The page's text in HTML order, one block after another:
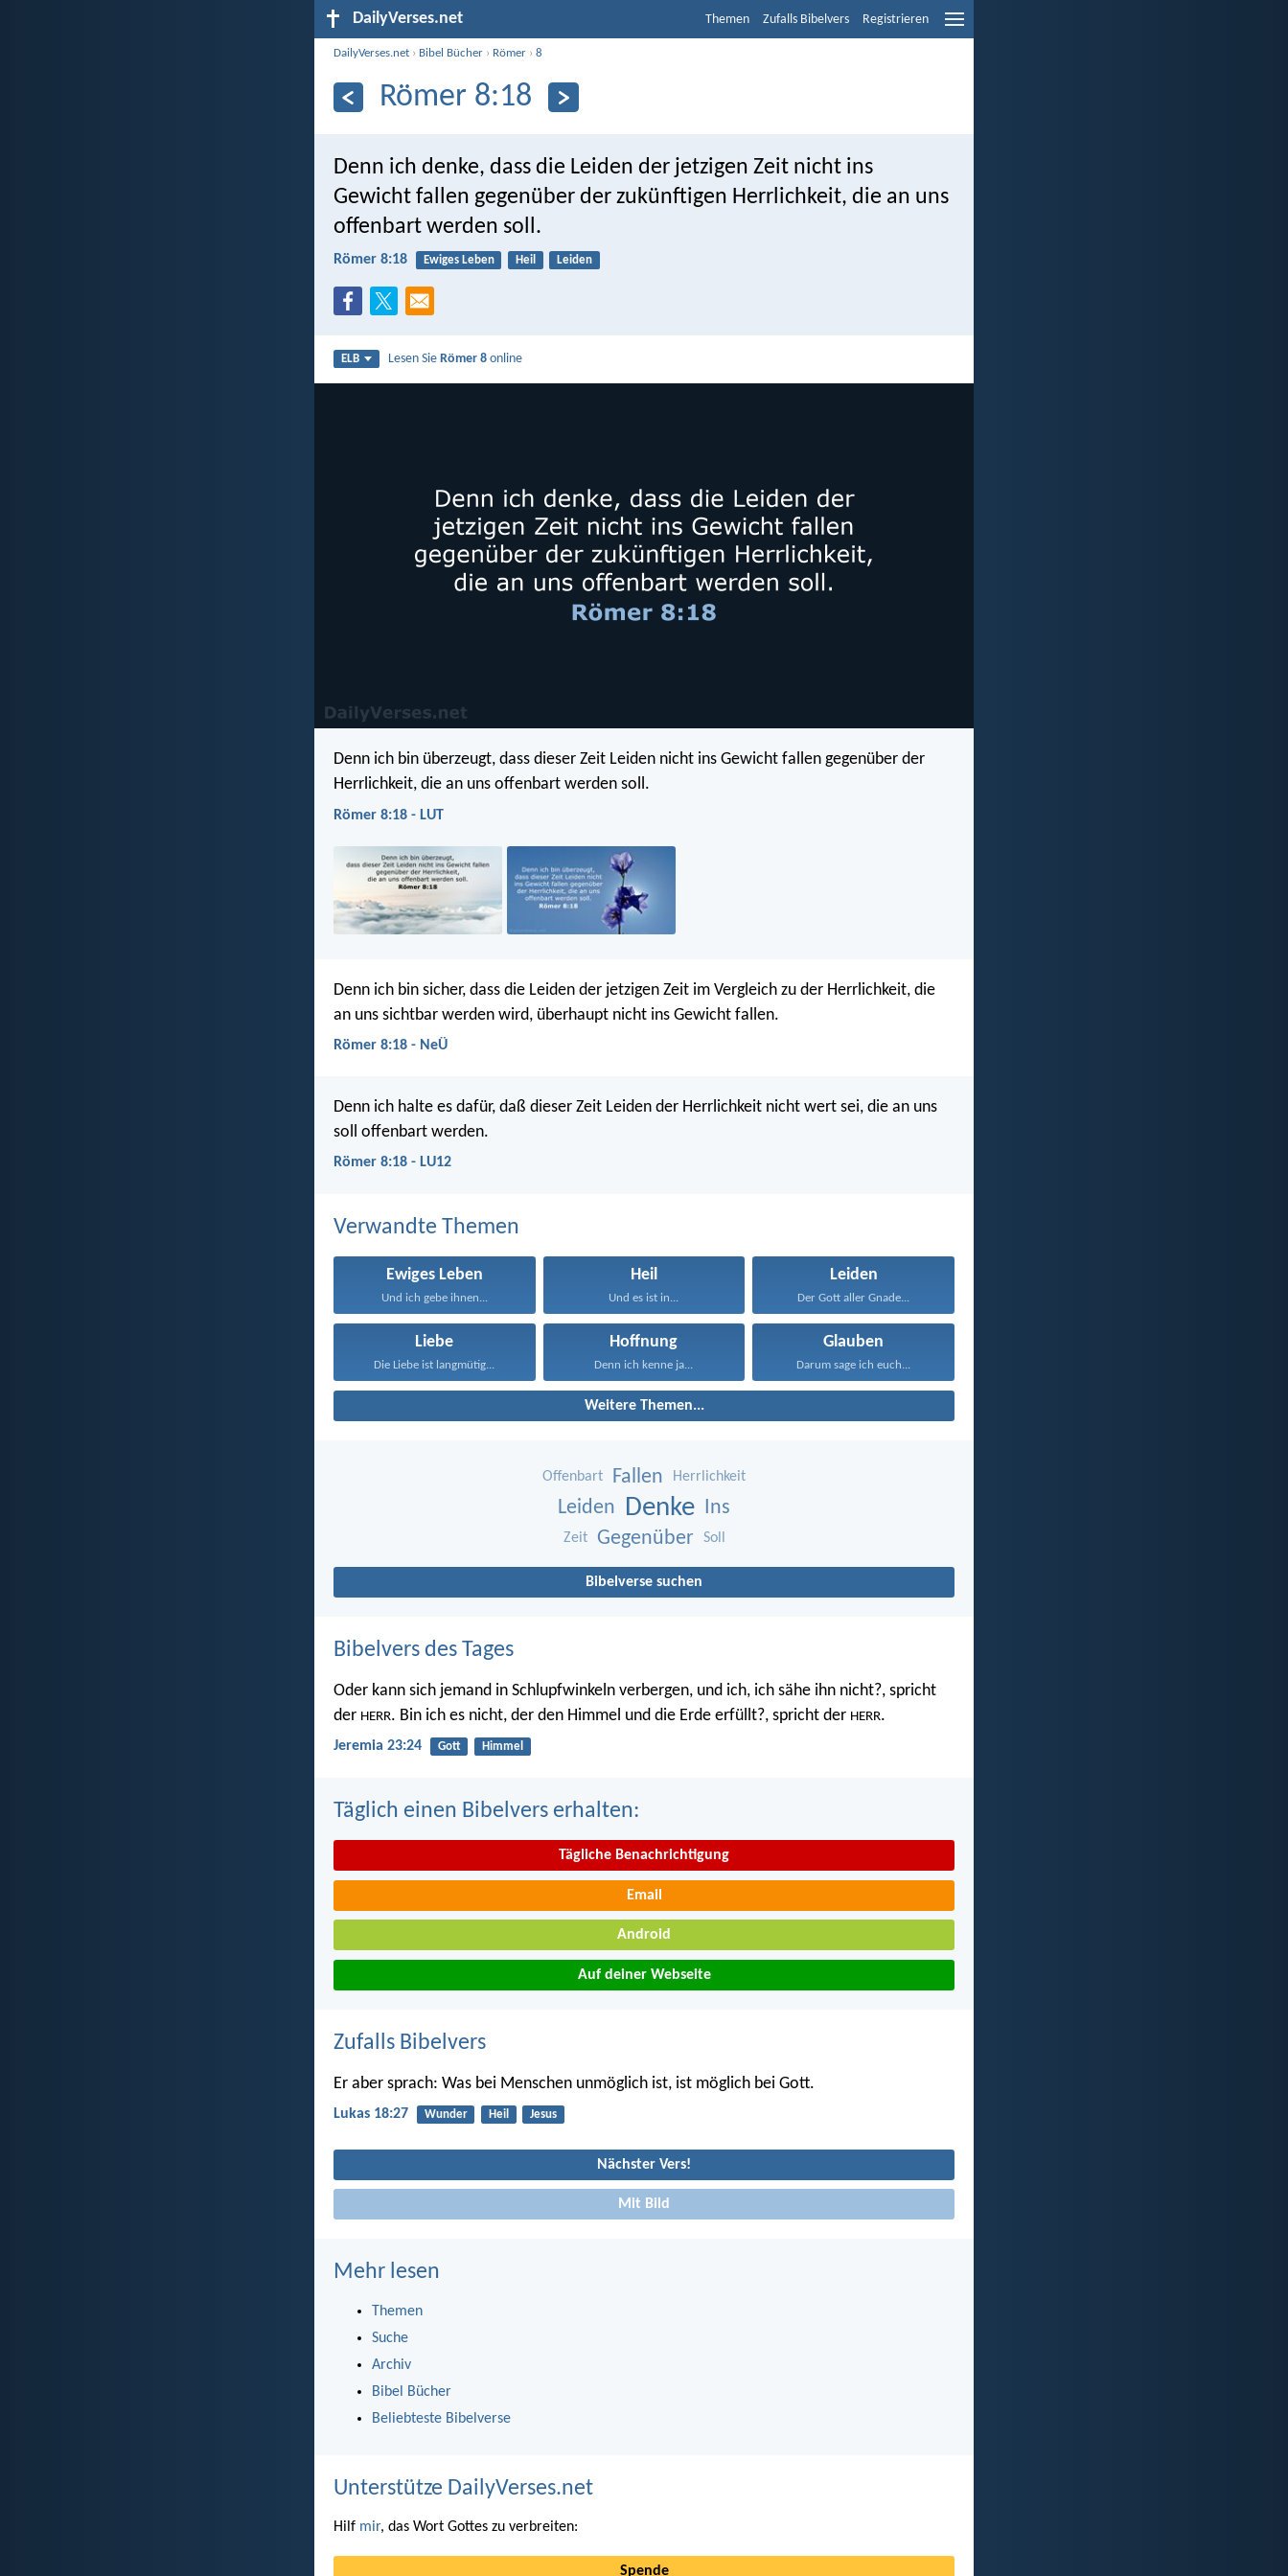
DailyVerses.net Themen Zufalls Bibelvers Registrieren
DailyVerses.net › Bibel Bücher › Römer ›8
Römer 8:18
Denn ich denke, dass die Leiden der jetzigen Zeit nicht ins
Gewicht fallen gegenüber der zukünftigen Herrlichkeit, die an uns
offenbart werden soll.
Römer 8:18 Ewiges Leben Heil Leiden
ELB Lesen SieRömer 8 online
Denn ich bin überzeugt, dass dieser Zeit Leiden nicht ins Gewicht fallen gegenüber der
Herrlichkeit, die an uns offenbart werden soll.
Römer 8:18 - LUT
Denn ich bin sicher, dass die Leiden der jetzigen Zeit im Vergleich zu der Herrlichkeit, die
an uns sichtbar werden wird, überhaupt nicht ins Gewicht fallen.
Römer 8:18 - NeÜ
Denn ich halte es dafür, daß dieser Zeit Leiden der Herrlichkeit nicht wert sei, die an uns
soll offenbart werden.
Römer 8:18 - LU12
Verwandte Themen
Ewiges Leben
Und ich gebe ihnen...
Heil
Und es ist in...
Leiden
Der Gott aller Gnade...
Liebe
Die Liebe ist langmütig...
Hoffnung
Denn ich kenne ja...
Glauben
Darum sage ich euch...
Weitere Themen...
Offenbart Fallen Herrlichkeit
Leiden Denke Ins
Zeit Gegenüber Soll
Bibelverse suchen
Bibelvers des Tages
Oder kann sich jemand in Schlupfwinkeln verbergen, und ich, ich sähe ihn nicht?, spricht
der HERR. Bin ich es nicht, der den Himmel und die Erde erfüllt?, spricht der HERR.
Jeremia 23:24 Gott Himmel
Täglich einen Bibelvers erhalten:
Tägliche Benachrichtigung
Email
Android
Auf deiner Webseite
Zufalls Bibelvers
Er aber sprach: Was bei Menschen unmöglich ist, ist möglich bei Gott.
Lukas 18:27 Wunder Heil Jesus
Nächster Vers!
Mit Bild
Mehr lesen
Themen
Suche
Archiv
Bibel Bücher
Beliebteste Bibelverse
Unterstütze DailyVerses.net
Hilf mir, das Wort Gottes zu verbreiten:
Spende